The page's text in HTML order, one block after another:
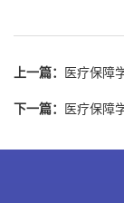
上一篇： 医疗保障
下一篇： 医疗保障